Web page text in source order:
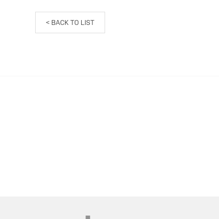
< BACK TO LIST